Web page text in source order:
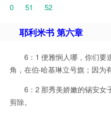
0
51 52
耶利米书 第六章
6：1 便雅悯人哪，你们要
角，在伯‧哈基琳立号旗；因为
6：2 那秀美娇嫩的锡安女
剪除。